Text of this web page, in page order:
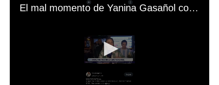
El mal momento de Yanina Gasañol con un hincha argentino en "Subrayado"